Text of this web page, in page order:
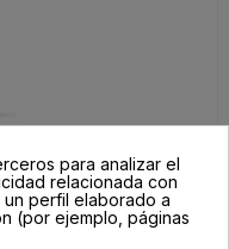
BI1553S105
ROYAL
para analizar el
relacionada con
perfil elaborado a
(por ejemplo, páginas